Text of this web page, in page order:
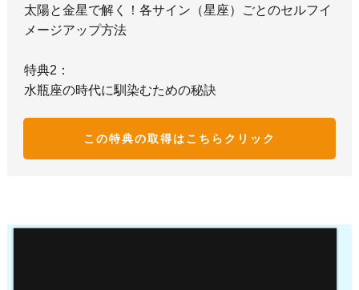
太陽と金星で解く！各サイン（星座）ごとのセルフイ
メージアップ方法
特典2：
水瓶座の時代に馴染むための秘訣
この特典の取得はこち らクリック